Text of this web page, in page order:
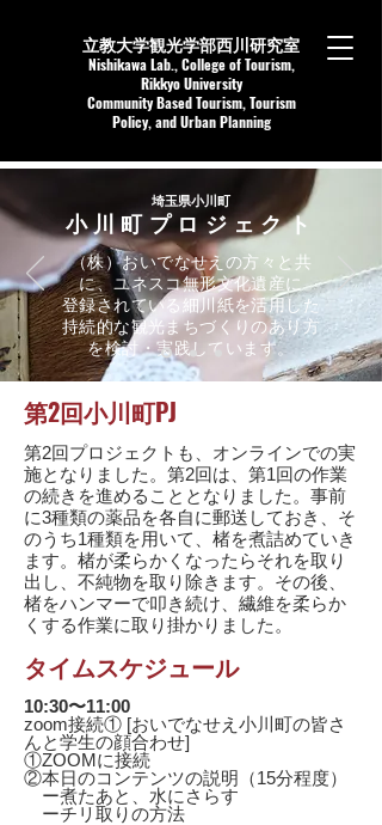
立教大学観光学部西川研究室
Nishikawa Lab.,College of Tourism,
Rikkyo University
Community Based Tourism, Tourism
Policy, and Urban Planning
​埼玉県小川町
小川町プロジェクト
​（株）おいでなせえの方々と共
に、ユネスコ無形文化遺産に
登録されている細川紙を活用した
持続的な観光まちづくりのあり方
を検討・実践しています。
第2回小川町PJ
第2回プロジェクトも、オンラインでの実
施となりました。第2回は、第1回の作業
の続きを進めることとなりました。事前
に3種類の薬品を各自に郵送しておき、そ
のうち1種類を用いて、楮を煮詰めていき
ます。楮が柔らかくなったらそれを取り
出し、不純物を取り除きます。その後、
楮をハンマーで叩き続け、繊維を柔らか
くする作業に取り掛かりました。
タイムスケジュール
10:30〜11:00
zoom接続① [おいでなせえ小川町の皆さ
んと学生の顔合わせ]
①ZOOMに接続
②本日のコンテンツの説明（15分程度）
ー煮たあと、水にさらす
ーチリ取りの方法